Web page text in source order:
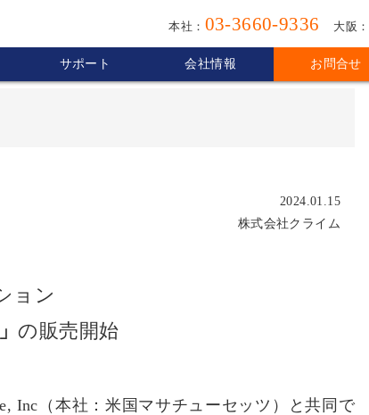
本社： 03-3660-9336 大阪：
サポート 会社情報 お問合せ
2024.01.15
株式会社クライム
ョン
の販売開始
Inc（本社：米国マサチューセッツ）と共同で